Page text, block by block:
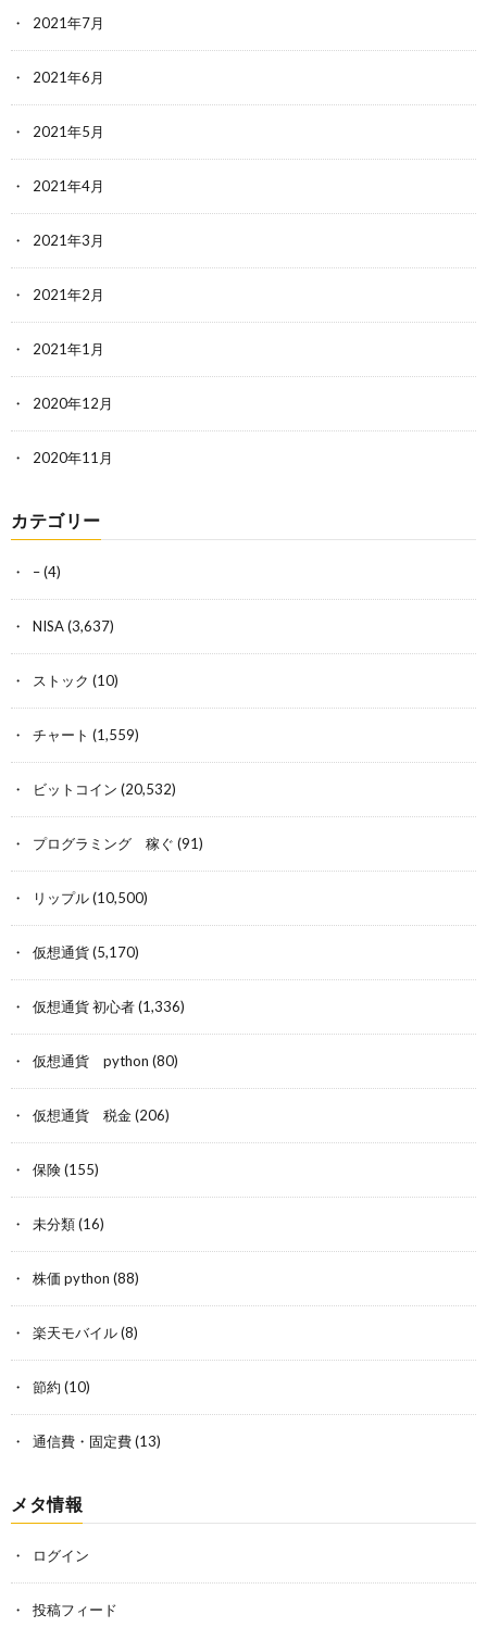
2021年7月
2021年6月
2021年5月
2021年4月
2021年3月
2021年2月
2021年1月
2020年12月
2020年11月
カテゴリー
–(4)
NISA(3,637)
ストック (10)
チャート (1,559)
ビットコイン (20,532)
プログラミング 稼ぐ (91)
リップル(10,500)
仮想通貨(5,170)
仮想通貨 初心者(1,336)
仮想通貨 python (80)
仮想通貨 税金(206)
保険(155)
未分類(16)
株価 python (88)
楽天モバイル(8)
節約 (10)
通信費・固定費(13)
メタ情報
ログイン
投稿フィード